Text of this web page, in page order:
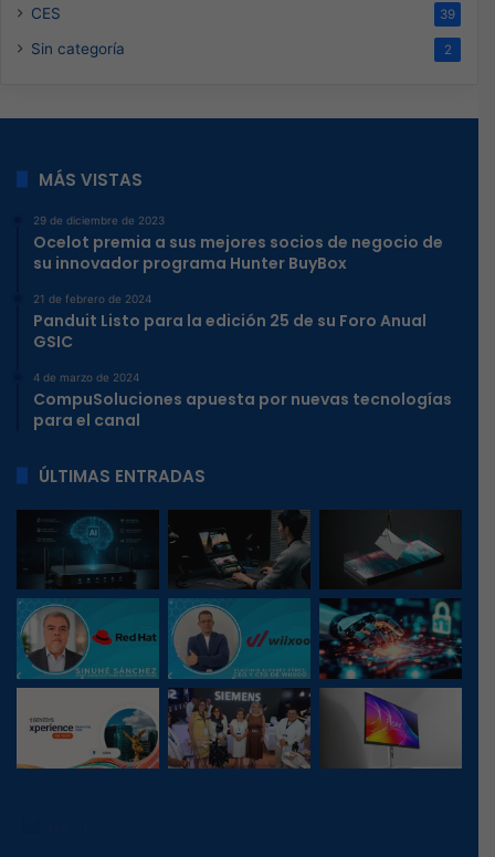
CES 39
Sin categoría 2
MÁS VISTAS
29 de diciembre de 2023
Ocelot premia a sus mejores socios de negocio de
su innovador programa Hunter BuyBox
21 de febrero de 2024
Panduit Listo para la edición 25 de su Foro Anual
GSIC
4 de marzo de 2024
CompuSoluciones apuesta por nuevas tecnologías
para el canal
ÚLTIMAS ENTRADAS